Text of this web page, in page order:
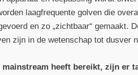
laagfrequente golven die
en zo „zichtbaar“ gemaakt.
zijn in de wetenschap tot dusver
heeft bereikt, zijn er